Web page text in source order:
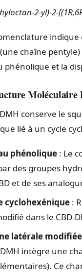
2-yl)-2-
indique
chaîne
phénolique et la
Moléculaire
conserve le
lié à un cycle
phénolique : Le
des groupes
et de ses
cyclohexénique :
dans le CBD-
latérale modifiée
DMH intègre une
Ce